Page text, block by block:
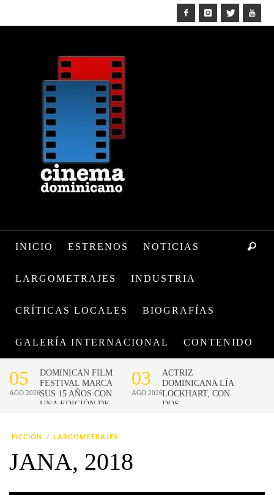
INICIO ESTRENOS NOTICIAS
LARGOMETRAJES INDUSTRIA
CRÍTICAS LOCALES BIOGRAFÍAS
GALERÍA INTERNACIONAL CONTENIDO
FICCIÓN LARGOMETRAJES
JANA, 2018